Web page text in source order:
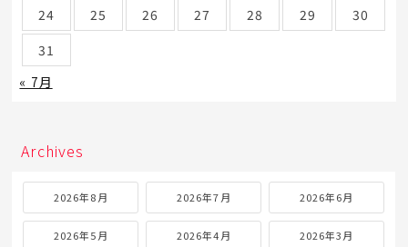
24
25 26 27 28 29
30
31
« 7月
Archives
2026年8月 2026年7月 2026年6月
2026年5月 2026年4月 2026年3月